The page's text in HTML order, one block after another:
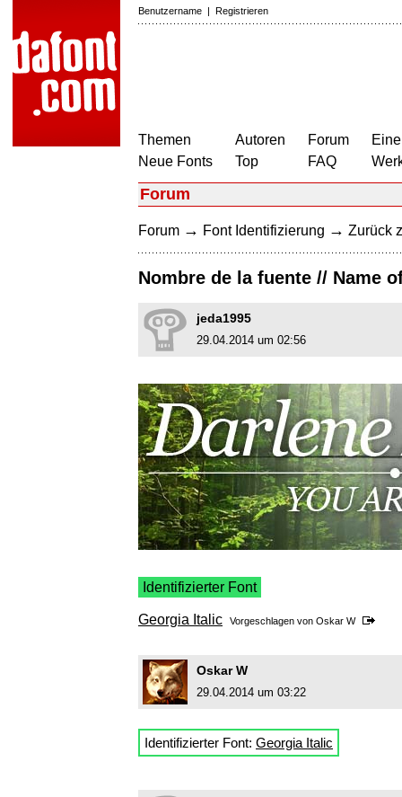
Benutzername | Registrieren
Themen
Neue Fonts
Autoren
Top
Forum
FAQ
Forum
Forum → Font Identifizierung → Zurück
Nombre de la fuente // Name
jeda1995
29.04.2014 um 02:56
Identifizierter Font
Georgia Italic Vorgeschlagen von Oskar W
Oskar W
29.04.2014 um 03:22
Identifizierter Font: Georgia Italic